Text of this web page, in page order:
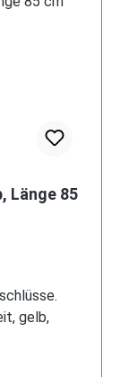
Länge 85